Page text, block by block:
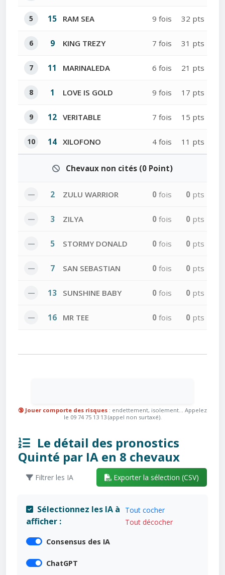
5 15 RAM SEA 9 fois 32 pts
6 9 KING TREZY 7 fois 31 pts
7 11 MARINALEDA 6 fois 21 pts
8 1 LOVE IS GOLD 9 fois 17 pts
9 12 VERITABLE 7 fois 15 pts
10 14 XILOFONO 4 fois 11 pts
Chevaux non cités (0 Point)
— 2 ZULU WARRIOR 0 fois 0 pts
— 3 ZILYA 0 fois 0 pts
— 5 STORMY DONALD 0 fois 0 pts
— 7 SAN SEBASTIAN 0 fois 0 pts
— 13 SUNSHINE BABY 0 fois 0 pts
— 16 MR TEE 0 fois 0 pts
🔞 Jouer comporte des risques : endettement, isolement... Appelez
le 09 74 75 13 13 (appel non surtaxé).
Le détail des pronostics
Quinté par IA en 8 chevaux
Filtrer les IA Exporter la sélection (CSV)
Sélectionnez les IA à
afficher :
Tout cocher
Tout décocher
Consensus des IA
ChatGPT